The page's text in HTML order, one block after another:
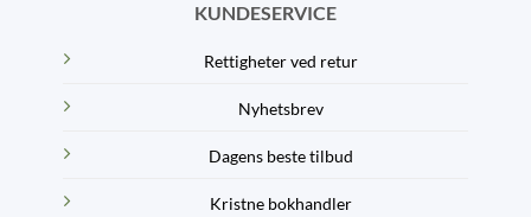
KUNDESERVICE
Rettigheter ved retur
Nyhetsbrev
Dagens beste tilbud
Kristne bokhandler